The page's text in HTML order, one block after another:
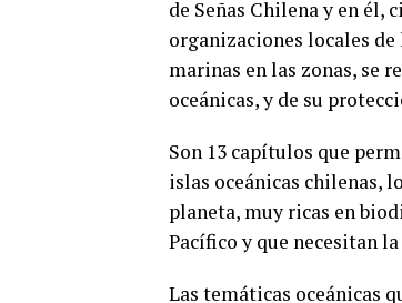
de Señas Chilena y en
organizaciones locales
marinas en las zonas, se
oceánicas, y de su
Son 13 capítulos que
islas oceánicas chilenas,
planeta, muy ricas en
Pacífico y que necesitan
Las temáticas oceánicas